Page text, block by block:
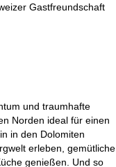
Gastfreundschaft
und traumhafte
Norden ideal für einen
in den Dolomiten
erleben, gemütliche
genießen. Und so